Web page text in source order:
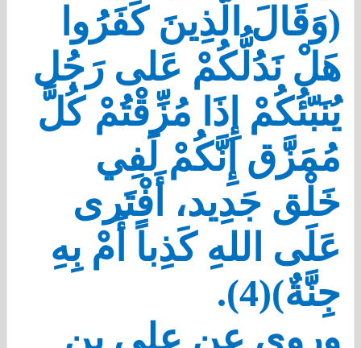
(وَقَالَ الَّذِينَ كَفَرُوا
هَلْ نَدُلُّكُمْ عَلى رَجُل
يُنَبّئُكُمْ إِذَا مُزِّقْتُمْ كُلَّ
مُمَزَّق إِنَّكُمْ لَفِي
خَلْق جَدِيد، أَفْتَرى
عَلَى اللهِ كَذِباً أَمْ بِهِ
جِنَّةٌ)(4).
وروي عن علي بن